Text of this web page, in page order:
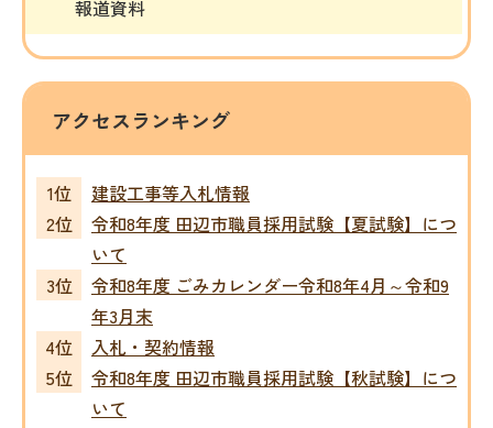
報道資料
アクセスランキング
建設工事等入札情報
令和8年度 田辺市職員採用試験【夏試験】につ
いて
令和8年度 ごみカレンダー令和8年4月～令和9
年3月末
入札・契約情報
令和8年度 田辺市職員採用試験【秋試験】につ
いて